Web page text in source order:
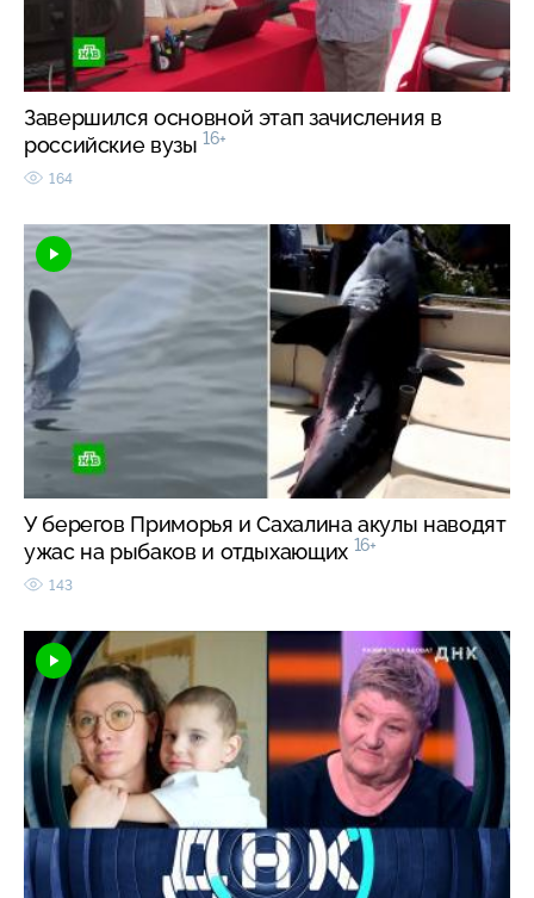
Завершился основной этап зачисления в
российские вузы 16+
164
У берегов Приморья и Сахалина акулы наводят
ужас на рыбаков и отдыхающих 16+
143